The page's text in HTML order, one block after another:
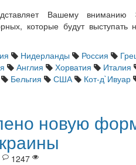
Вашему
которые будут выступать
Нидерланды Россия
Англия Хорватия Италия
Бельгия США Кот-д`Ивуар
новую
1247